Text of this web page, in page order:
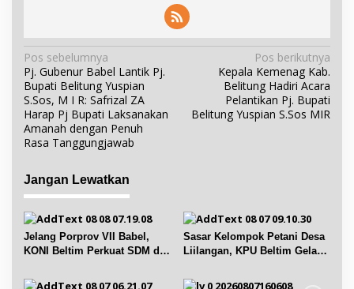
N
a
v
i
g
s
i
p
o
s
Pos sebelumnya
Pj. Gubenur Babel Lantik Pj.
Bupati Belitung Yuspian
S.Sos, M I R: Safrizal ZA
Harap Pj Bupati Laksanakan
Amanah dengan Penuh
Rasa Tanggungjawab
Pos berikutnya
Kepala Kemenag Kab.
Belitung Hadiri Acara
Pelantikan Pj. Bupati
Belitung Yuspian S.Sos MIR
Jangan Lewatkan
Jelang Porprov VII Babel,
KONI Beltim Perkuat SDM di
Sasar Kelompok Petani Desa
Liilangan, KPU Beltim Gelar